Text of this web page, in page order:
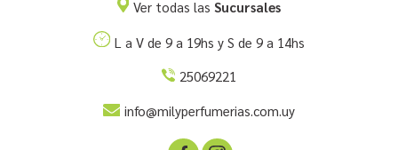
Ver todas las Sucursales
L a V de 9 a 19hs y S de 9 a 14hs
25069221
info@milyperfumerias.com.uy